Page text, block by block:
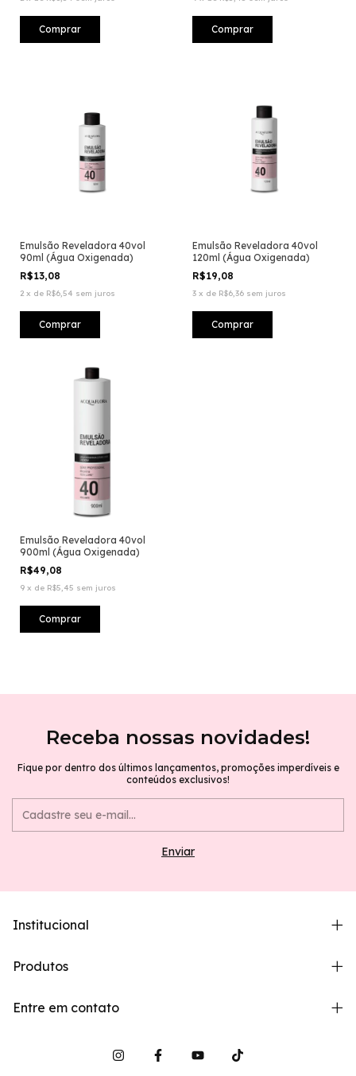
Emulsão Reveladora 40vol
90ml (Água Oxigenada)
R$13,08
2 x de R$6,54 sem juros
Emulsão Reveladora 40vol
120ml (Água Oxigenada)
R$19,08
3 x de R$6,36 sem juros
Emulsão Reveladora 40vol
900ml (Água Oxigenada)
R$49,08
9 x de R$5,45 sem juros
Receba nossas novidades!
Fique por dentro dos últimos lançamentos, promoções imperdíveis e
conteúdos exclusivos!
Institucional
Produtos
Entre em contato